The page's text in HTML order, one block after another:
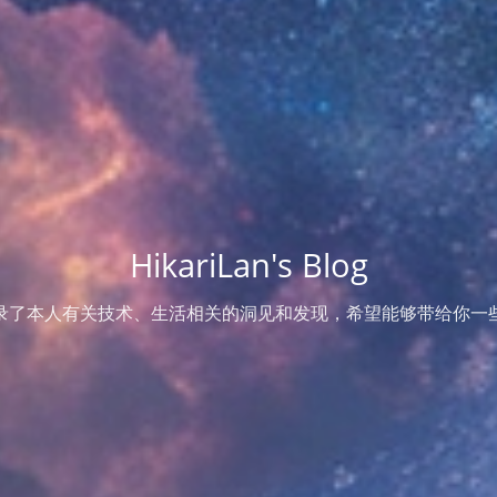
HikariLan's Blog
了本人有关技术、生活相关的洞见和发现，希望能够带给你一